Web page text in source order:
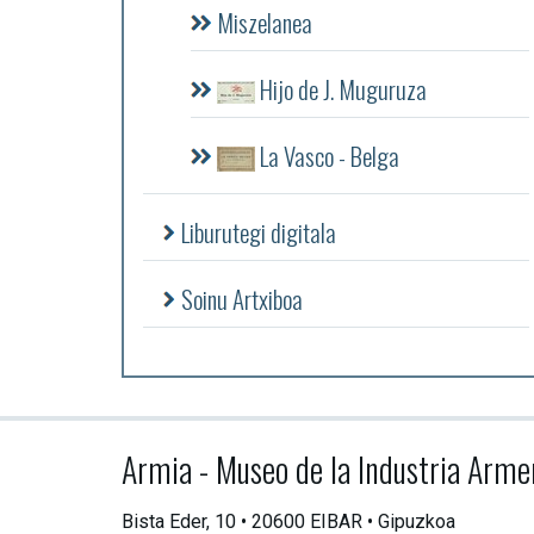
Miszelanea
Hijo de J. Muguruza
La Vasco - Belga
Liburutegi digitala
Soinu Artxiboa
Armia - Museo de la Industria
Bista Eder, 10 • 20600 EIBAR • Gipuzkoa